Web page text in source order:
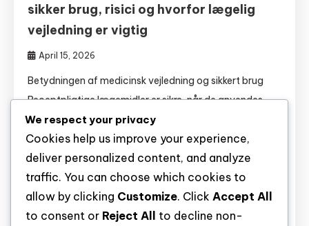
sikker brug, risici og hvorfor lægelig
vejledning er vigtig
April 15, 2026
Betydningen af medicinsk vejledning og sikkert brug
Receptpligtige lægemidler er sikre, når de anvendes
som foreskrevet af en autoriseret sundhedsperson,
men misbrug bliver hurtigt farligt. Det indebærer at
tage mere end ordineret, bruge andres medicin eller
blande lægemidler med alkohol eller andre stoffer,
hvilket kan føre til livstruende virkninger. Opioider,
benzodiazepiner og stimulanser er blandt […]
We respect your privacy
Cookies help us improve your experience,
deliver personalized content, and analyze
traffic. You can choose which cookies to
allow by clicking Customize. Click Accept All
to consent or Reject All to decline non-